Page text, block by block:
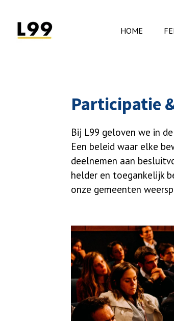
direct
naar
HOME
Participatie
Bij L99 geloven we in
Een beleid waar elke
deelnemen aan
helder en toegankelijk
onze gemeenten